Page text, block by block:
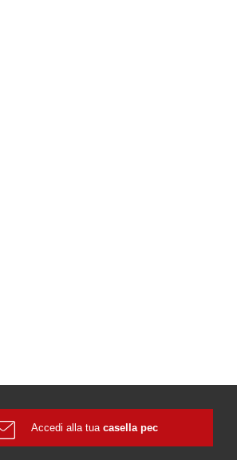
Accedi alla tua casella pec